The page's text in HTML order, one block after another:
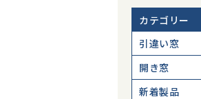
カテゴリー
引違い窓
開き窓
新着製品